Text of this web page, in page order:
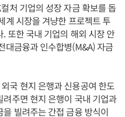
처 기업의 성장 자금 확보를 돕
계 시장을 겨냥한 프로젝트 투
또한 국내 기업의 해외 시장 안
대금융과 인수합병(M&A) 자금
국 현지 은행과 신용공여 한도
주면 현지 은행이 국내 기업과
빌려주는 간접 금융 방식이